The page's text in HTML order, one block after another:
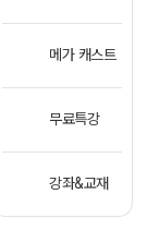
메가 캐스트
무료특강
강좌&교재